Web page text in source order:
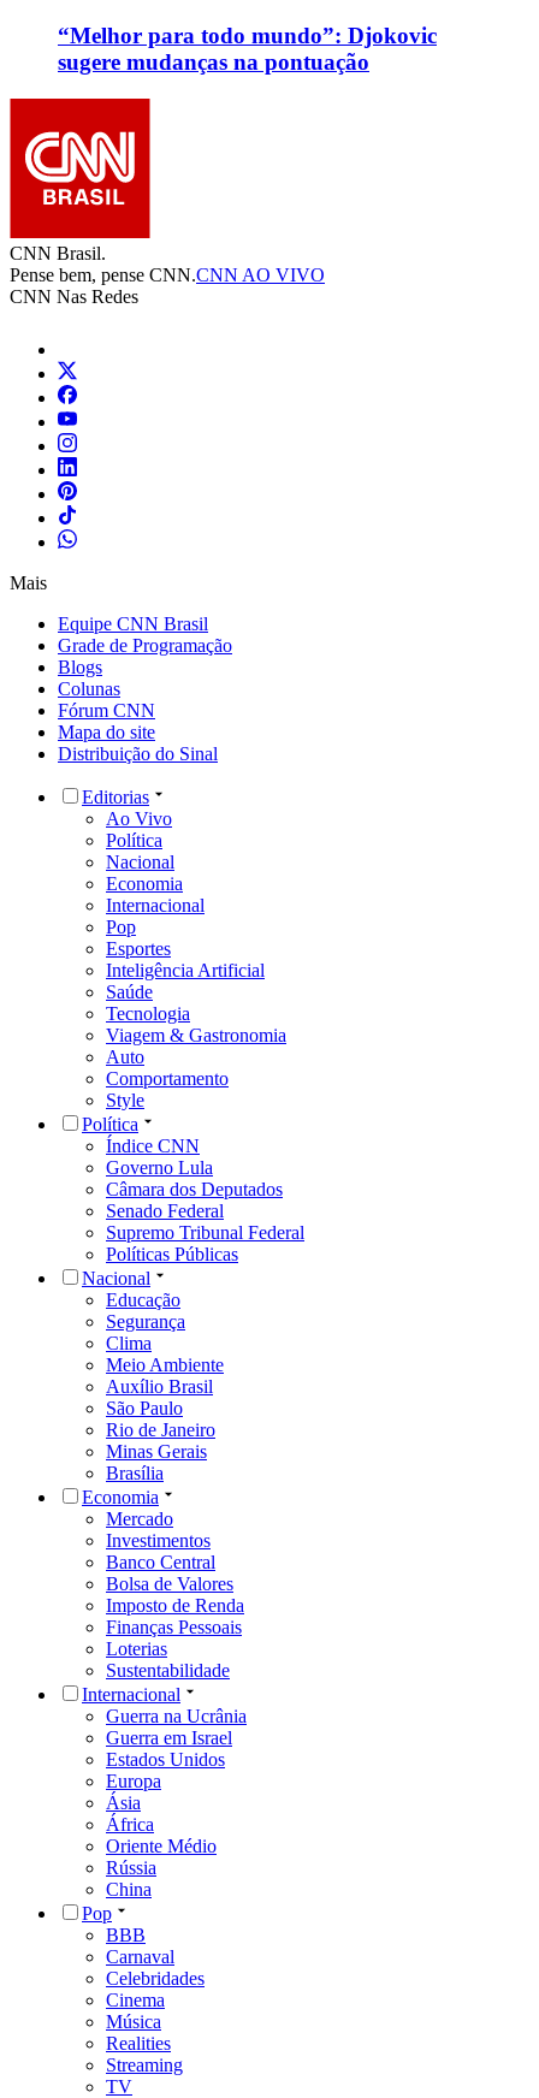
“Melhor para todo mundo”: Djokovic
sugere mudanças na pontuação
CNN Brasil.
Pense bem, pense CNN.CNN AO VIVO
CNN Nas Redes
Mais
Equipe CNN Brasil
Grade de Programação
Blogs
Colunas
Fórum CNN
Mapa do site
Distribuição do Sinal
Editorias
Ao Vivo
Política
Nacional
Economia
Internacional
Pop
Esportes
Inteligência Artificial
Saúde
Tecnologia
Viagem & Gastronomia
Auto
Comportamento
Style
Política
Índice CNN
Governo Lula
Câmara dos Deputados
Senado Federal
Supremo Tribunal Federal
Políticas Públicas
Nacional
Educação
Segurança
Clima
Meio Ambiente
Auxílio Brasil
São Paulo
Rio de Janeiro
Minas Gerais
Brasília
Economia
Mercado
Investimentos
Banco Central
Bolsa de Valores
Imposto de Renda
Finanças Pessoais
Loterias
Sustentabilidade
Internacional
Guerra na Ucrânia
Guerra em Israel
Estados Unidos
Europa
Ásia
África
Oriente Médio
Rússia
China
Pop
BBB
Carnaval
Celebridades
Cinema
Música
Realities
Streaming
TV